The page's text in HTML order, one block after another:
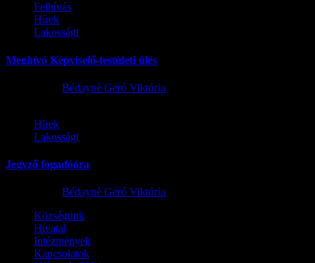
Felhívás
Hírek
Lakossági
Meghívó Képviselő-testületi ülés
Bédayné Géró Viktória
Hírek
Lakossági
Jegyző fogadóóra
Bédayné Géró Viktória
Községünk
Hivatal
Intézmények
Kapcsolatok